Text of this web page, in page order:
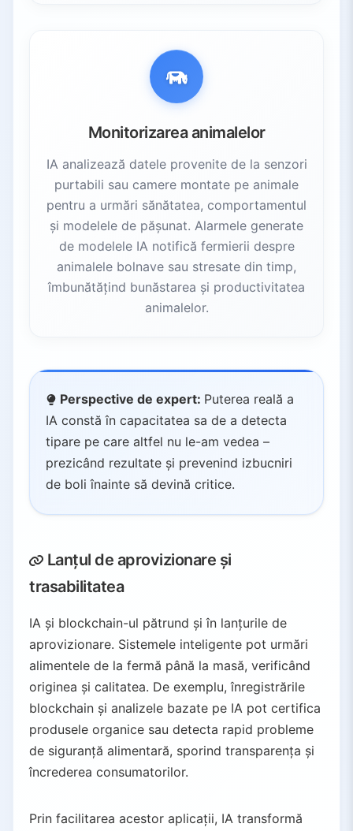
Monitorizarea animalelor
IA analizează datele provenite de la senzori
purtabili sau camere montate pe animale
pentru a urmări sănătatea, comportamentul
și modelele de pășunat. Alarmele generate
de modelele IA notifică fermierii despre
animalele bolnave sau stresate din timp,
îmbunătățind bunăstarea și productivitatea
animalelor.
Perspective de expert: Puterea reală a
IA constă în capacitatea sa de a detecta
tipare pe care altfel nu le-am vedea –
prezicând rezultate și prevenind izbucniri
de boli înainte să devină critice.
Lanțul de aprovizionare și
trasabilitatea
IA și blockchain-ul pătrund și în lanțurile de
aprovizionare. Sistemele inteligente pot urmări
alimentele de la fermă până la masă, verificând
originea și calitatea. De exemplu, înregistrările
blockchain și analizele bazate pe IA pot certifica
produsele organice sau detecta rapid probleme
de siguranță alimentară, sporind transparența și
încrederea consumatorilor.
Prin facilitarea acestor aplicații, IA transformă